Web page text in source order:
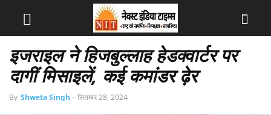
इजराइल ने हिजबुल्लाह हेडक्वार्टर पर
दागीं मिसाइलें, कई कमांडर ढ़ेर
By Shweta Singh - सितम्बर 28, 2024